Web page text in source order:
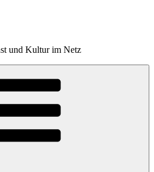
und Kultur im Netz